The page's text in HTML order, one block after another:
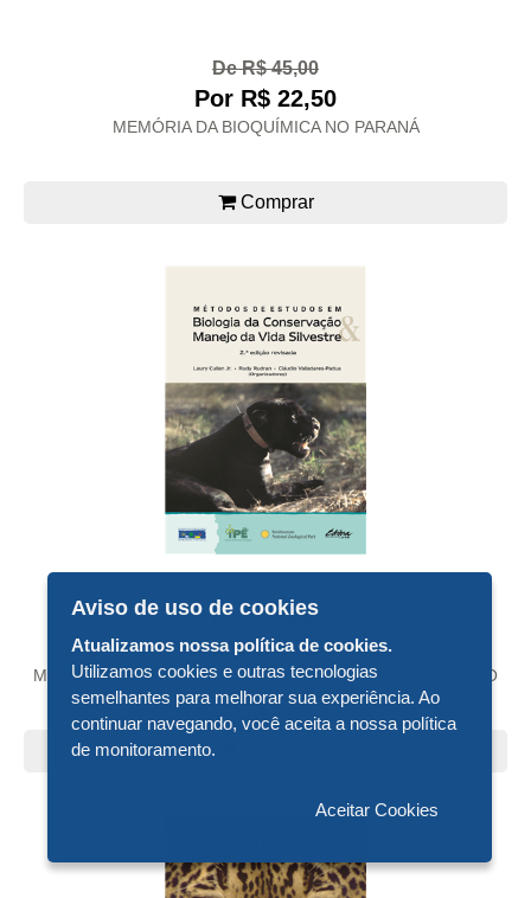
De R$ 45,00
Por R$ 22,50
MEMÓRIA DA BIOQUÍMICA NO PARANÁ
Comprar
De R$ 75,00
Por R$ 37,50
MÉTODOS DE ESTUDOS EM BIOLOGIA DA CONSERVAÇÃO
E...
Aviso de uso de cookies
Atualizamos nossa política de cookies.
Utilizamos cookies e outras tecnologias
semelhantes para melhorar sua experiência. Ao
continuar navegando, você aceita a nossa política
de monitoramento.
Aceitar Cookies